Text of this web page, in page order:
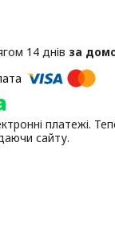
14 днів за
платежі.
сайту.